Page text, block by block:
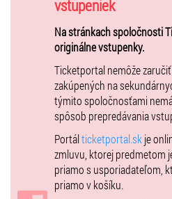
a blízkeho okolia.
Od 13.9.2019 budú vstupenky na
Martine v nasledujúcich termínoch:
13.9.2019 od 17.00 hod. do 19.00
14.9.2019 od 13.30 hod. do 16.00
vstupeniek
Na stránkach spoločnosti
originálne vstupenky.
Ticketportal nemôže
zakúpených na
týmito spoločnosťami
spôsob prepredávania
Portálticketportal.sk je
zmluvu, ktorej predmetom
priamo s usporiadateľom,
priamo v košíku.